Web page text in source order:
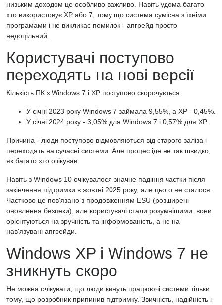
низьким доходом це особливо важливо. Навіть удома багато
хто використовує XP або 7, тому що система сумісна з їхніми
програмами і не викликає помилок - апгрейд просто
недоцільний.
Користувачі поступово
переходять на нові версії
Кількість ПК з Windows 7 і XP поступово скорочується:
У січні 2023 року Windows 7 займала 9,55%, а XP - 0,45%.
У січні 2024 року - 3,05% для Windows 7 і 0,57% для XP.
Причина - люди поступово відмовляються від старого заліза і
переходять на сучасні системи. Але процес іде не так швидко,
як багато хто очікував.
Навіть з Windows 10 очікувалося значне падіння частки після
закінчення підтримки в жовтні 2025 року, але цього не сталося.
Частково це пов'язано з продовженням ESU (розширені
оновлення безпеки), але користувачі стали розумнішими: вони
орієнтуються на зручність та інформованість, а не на
нав'язувані апгрейди.
Windows XP і Windows 7 не
зникнуть скоро
Не можна очікувати, що люди кинуть працюючі системи тільки
тому, що розробник припинив підтримку. Звичність, надійність і